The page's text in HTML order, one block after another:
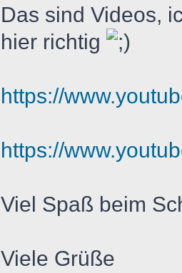
Das sind Videos,
hier richtig
https://
https://
Viel Spaß beim
Viele Grüße